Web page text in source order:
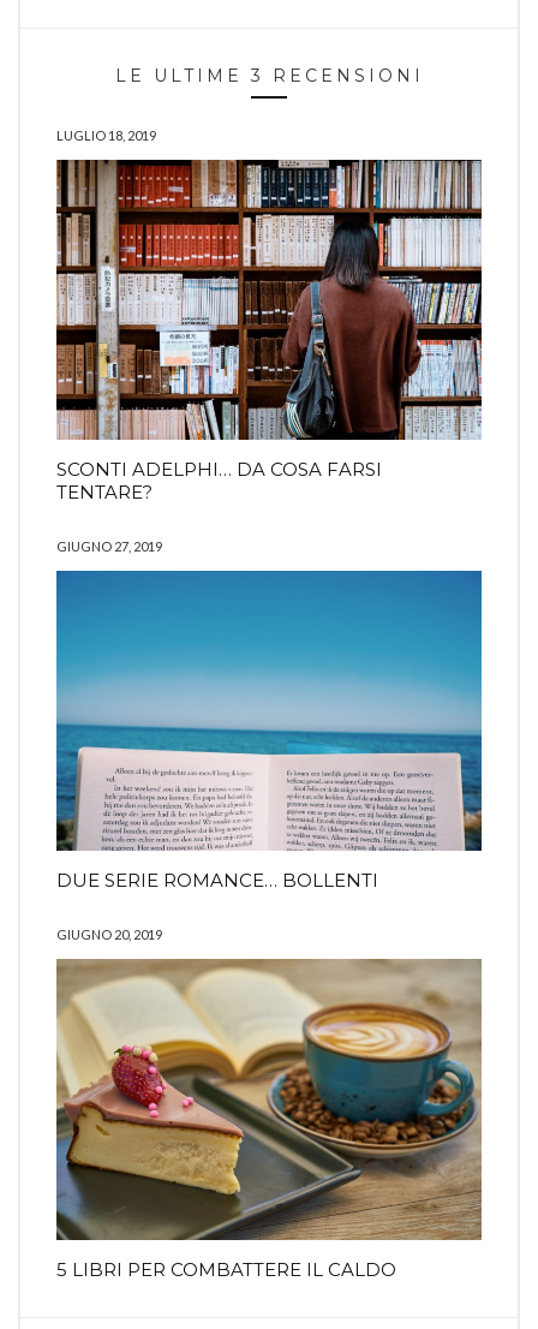
LE ULTIME 3 RECENSIONI
LUGLIO 18, 2019
SCONTI ADELPHI… DA COSA FARSI
TENTARE?
GIUGNO 27, 2019
DUE SERIE ROMANCE… BOLLENTI
GIUGNO 20, 2019
5 LIBRI PER COMBATTERE IL CALDO